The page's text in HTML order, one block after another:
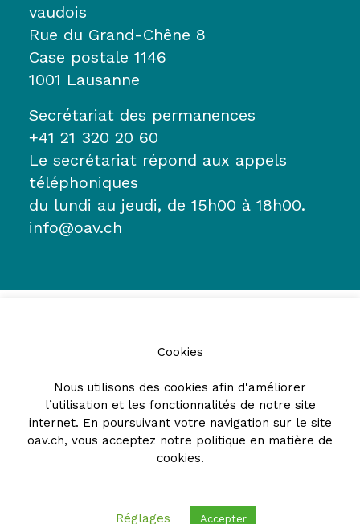
vaudois
Rue du Grand-Chêne 8
Case postale 1146
1001 Lausanne
Secrétariat des permanences
+41 21 320 20 60
Le secrétariat répond aux appels
téléphoniques
du lundi au jeudi, de 15h00 à 18h00.
info@oav.ch
Partenaires
Cookies
Nous utilisons des cookies afin d'améliorer
l’utilisation et les fonctionnalités de notre site
internet. En poursuivant votre navigation sur le site
oav.ch, vous acceptez notre politique en matière de
cookies.
Réglages Accepter